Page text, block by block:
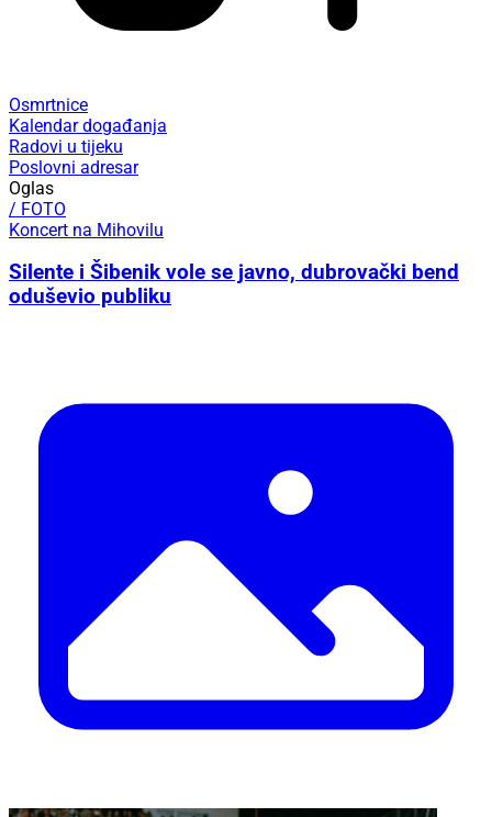
Osmrtnice
Kalendar događanja
Radovi u tijeku
Poslovni adresar
Oglas
/ FOTO
Koncert na Mihovilu
Silente i Šibenik vole se javno, dubrovački bend
oduševio publiku